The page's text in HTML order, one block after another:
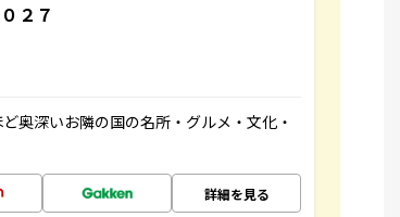
２７
奥深いお隣の国の名所・グルメ・文化・
詳細を見る